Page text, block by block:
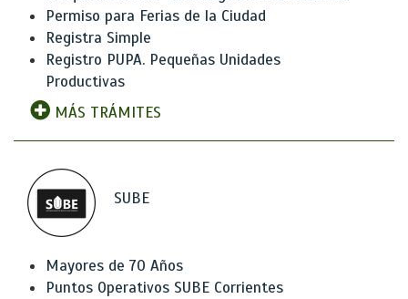
Permiso para Ferias de la Ciudad
Registra Simple
Registro PUPA. Pequeñas Unidades
Productivas
MÁS TRÁMITES
SUBE
Mayores de 70 Años
Puntos Operativos SUBE Corrientes